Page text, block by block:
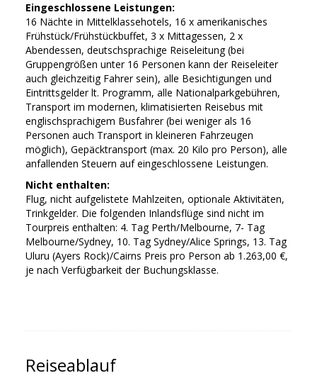
Eingeschlossene Leistungen:
16 Nächte in Mittelklassehotels, 16 x amerikanisches
Frühstück/Frühstückbuffet, 3 x Mittagessen, 2 x
Abendessen, deutschsprachige Reiseleitung (bei
Gruppengrößen unter 16 Personen kann der Reiseleiter
auch gleichzeitig Fahrer sein), alle Besichtigungen und
Eintrittsgelder lt. Programm, alle Nationalparkgebühren,
Transport im modernen, klimatisierten Reisebus mit
englischsprachigem Busfahrer (bei weniger als 16
Personen auch Transport in kleineren Fahrzeugen
möglich), Gepäcktransport (max. 20 Kilo pro Person), alle
anfallenden Steuern auf eingeschlossene Leistungen.
Nicht enthalten:
Flug, nicht aufgelistete Mahlzeiten, optionale Aktivitäten,
Trinkgelder. Die folgenden Inlandsflüge sind nicht im
Tourpreis enthalten: 4. Tag Perth/Melbourne, 7- Tag
Melbourne/Sydney, 10. Tag Sydney/Alice Springs, 13. Tag
Uluru (Ayers Rock)/Cairns Preis pro Person ab 1.263,00 €,
je nach Verfügbarkeit der Buchungsklasse.
Reiseablauf